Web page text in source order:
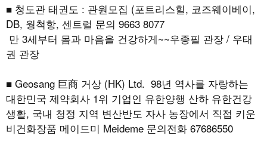
■ 청도관 태권도 : 관원모집 (포트리스힐, 코즈웨이베이,
DB, 웡척항, 센트럴 문의 9663 8077
만 3세부터 몸과 마음을 건강하게~~우종필 관장 / 우태
권 관장
■ Geosang 巨商 거상 (HK) Ltd. 98년 역사를 자랑하는
대한민국 제약회사 1위 기업인 유한양행 산하 유한건강
생활, 국내 청정 지역 변산반도 자사 농장에서 직접 키운
비건화장품 메이드미 Meideme 문의전화 67686550